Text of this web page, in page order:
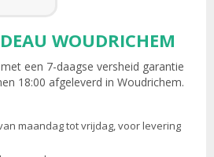
WOUDRICHEM
een 7-daagse versheid garantie
18:00 afgeleverd in Woudrichem.
maandag tot vrijdag, voor levering